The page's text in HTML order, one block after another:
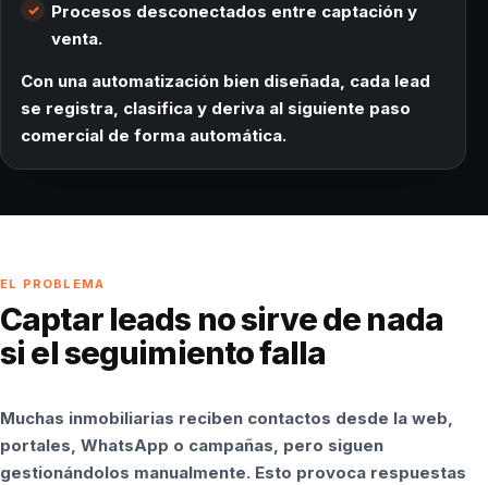
Procesos desconectados entre captación y
venta.
Con una automatización bien diseñada, cada lead
se registra, clasifica y deriva al siguiente paso
comercial de forma automática.
EL PROBLEMA
Captar leads no sirve de nada
si el seguimiento falla
Muchas inmobiliarias reciben contactos desde la web,
portales, WhatsApp o campañas, pero siguen
gestionándolos manualmente. Esto provoca respuestas